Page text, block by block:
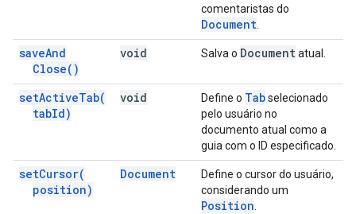
comentaristas do
Document
saveAnd
Close( )
void Salva o Documentatual.
setActiveTab(
tabId)
void Define o Tabselecionado
pelo usuário no
documento atual como a
guia com o ID especificado.
setCursor(
position)
Document
Define o cursor do usuário,
considerando um
Position